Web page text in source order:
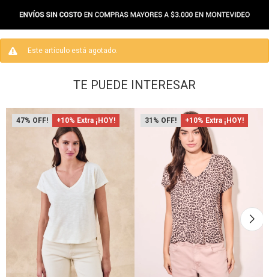
Este artículo está agotado.
TE PUEDE INTERESAR
47 +10% Extra ¡HOY! 31 +10% Extra ¡HOY!